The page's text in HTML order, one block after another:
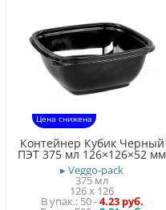
Цена снижена
Контейнер Кубик Черный
ПЭТ 375 мл 126×126×52 мм
▸ Veggo-pack
375 мл
126 x 126
50-4.23 руб.